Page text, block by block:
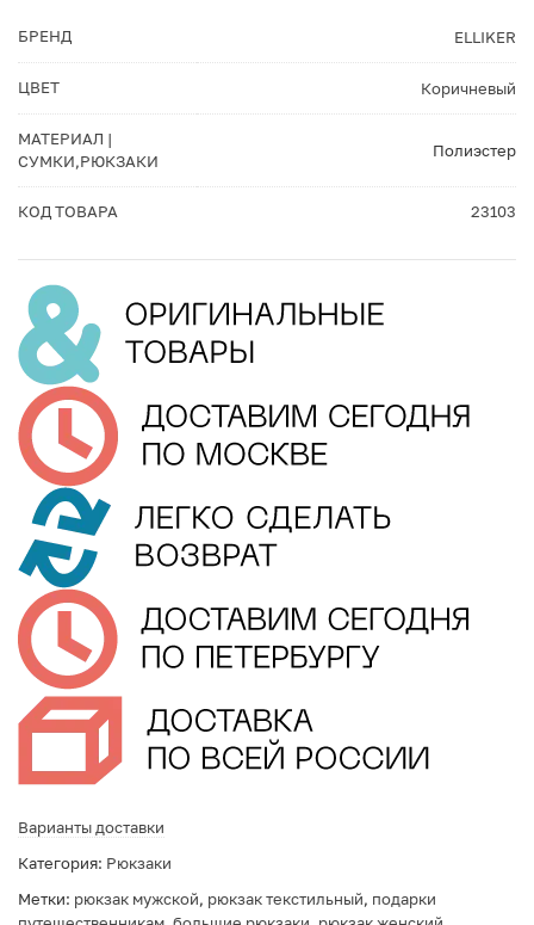
БРЕНД ELLIKER
ЦВЕТ Коричневый
МАТЕРИАЛ |
СУМКИ,РЮКЗАКИ
Полиэстер
КОД ТОВАРА 23103
Варианты доставки
Категория: Рюкзаки
Метки: рюкзак мужской, рюкзак текстильный, подарки